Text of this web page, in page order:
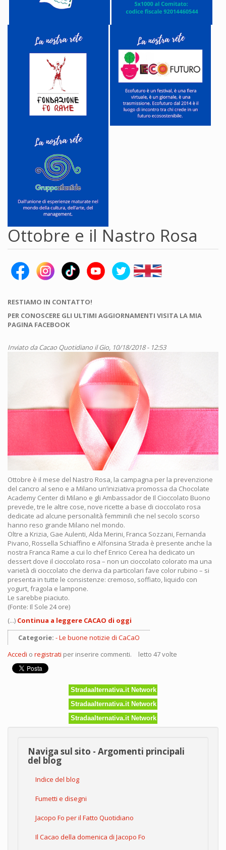
Ottobre e il Nastro Rosa
RESTIAMO IN CONTATTO!
PER CONOSCERE GLI ULTIMI AGGIORNAMENTI VISITA LA MIA
PAGINA FACEBOOK
Inviato daCacao Quotidiano il Gio, 10/18/2018 - 12:53
Ottobre è il mese del Nastro Rosa, la campagna per la prevenzione
del cancro al seno e a Milano un’iniziativa promossa da Chocolate
Academy Center di Milano e gli Ambassador de Il Cioccolato Buono
prevede, tre le altre cose, nove ricette a base di cioccolato rosa
dedicate ad alcune personalità femminili che nel secolo scorso
hanno reso grande Milano nel mondo.
Oltre a Krizia, Gae Aulenti, Alda Merini, Franca Sozzani, Fernanda
Pivano, Rossella Schiaffino e Alfonsina Strada è presente anche la
nostra Franca Rame a cui lo chef Enrico Cerea ha dedicato un
dessert dove il cioccolato rosa – non un cioccolato colorato ma una
varietà di cioccolato che deriva da particolari fave color rubino – si
presenta in tutte le consistenze: cremoso, soffiato, liquido con
yogurt, fragola e lampone.
Le sarebbe piaciuto.
(Fonte: Il Sole 24 ore)
(...) Continua a leggere CACAO di oggi
Categorie:
Le buone notizie di CaCaO
Accedi o registrati per inserire commenti. letto 47 volte
Stradaalternativa.it Network
Stradaalternativa.it Network
Stradaalternativa.it Network
Naviga sul sito - Argomenti principali
del blog
Indice del blog
Fumetti e disegni
Jacopo Fo per il Fatto Quotidiano
Il Cacao della domenica di Jacopo Fo